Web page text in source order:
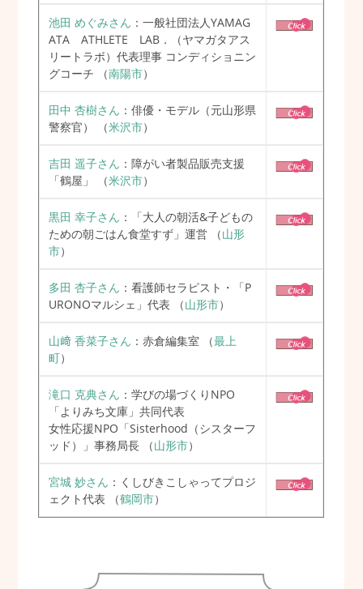
池田 めぐみさん ：一般社団法人YAMAG
ATA ATHLETE LAB．（ヤマガタアス
リートラボ）代表理事 コンディショニン
グコーチ
（南陽市）
田中 杏樹さん ：俳優・モデル（元山形県
警察官）
（米沢市）
吉田 遥子さん ：障がい者製品販売支援
「鶴屋」
（米沢市）
黒田 幸子さん ：「大人の朝活&子どもの
ための朝ごはん食堂すず」運営
（山形
市）
多田 杏子さん ：看護師セラピスト・「P
URONOマルシェ」代表
（山形市）
山﨑 香菜子さん ：赤倉編集室 （最上
町）
滝口 克典さん ：学びの場づくりNPO
「よりみち文庫」共同代表
女性応援NPO「Sisterhood（シスターフ
ッド）」事務局長
（山形市）
宮城 妙さん ：くしびきこしゃってプロジ
ェクト代表
（鶴岡市）